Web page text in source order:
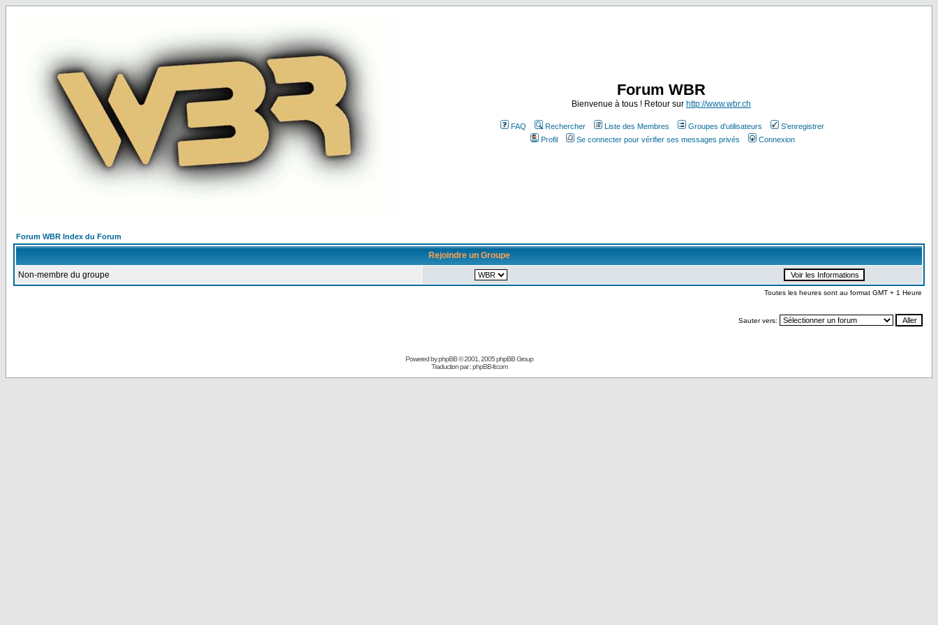
Forum WBR
Bienvenue à tous ! Retour sur http://www.wbr.ch
FAQ Rechercher Liste des Membres Groupes d'utilisateurs
S'enregistrer
Profil
Se connecter pour vérifier ses messages privés Connexion
Forum WBR Index du Forum
Rejoindre un Groupe
Non-membre du groupe
Toutes les heures sont au format GMT + 1 Heure
Sauter vers:
Powered byphpBB© 2001, 2005 phpBB Group
Traduction par :phpBB-fr.com